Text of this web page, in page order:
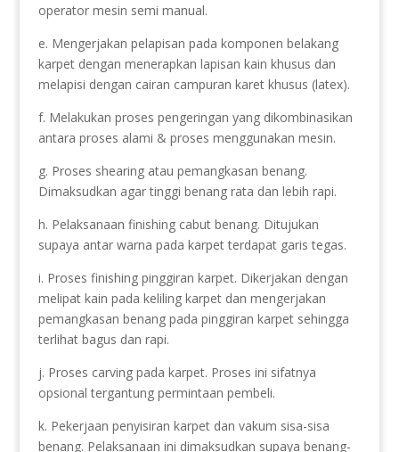
operator mesin semi manual.
e. Mengerjakan pelapisan pada komponen belakang
karpet dengan menerapkan lapisan kain khusus dan
melapisi dengan cairan campuran karet khusus (latex).
f. Melakukan proses pengeringan yang dikombinasikan
antara proses alami & proses menggunakan mesin.
g. Proses shearing atau pemangkasan benang.
Dimaksudkan agar tinggi benang rata dan lebih rapi.
h. Pelaksanaan finishing cabut benang. Ditujukan
supaya antar warna pada karpet terdapat garis tegas.
i. Proses finishing pinggiran karpet. Dikerjakan dengan
melipat kain pada keliling karpet dan mengerjakan
pemangkasan benang pada pinggiran karpet sehingga
terlihat bagus dan rapi.
j. Proses carving pada karpet. Proses ini sifatnya
opsional tergantung permintaan pembeli.
k. Pekerjaan penyisiran karpet dan vakum sisa-sisa
benang. Pelaksanaan ini dimaksudkan supaya benang-